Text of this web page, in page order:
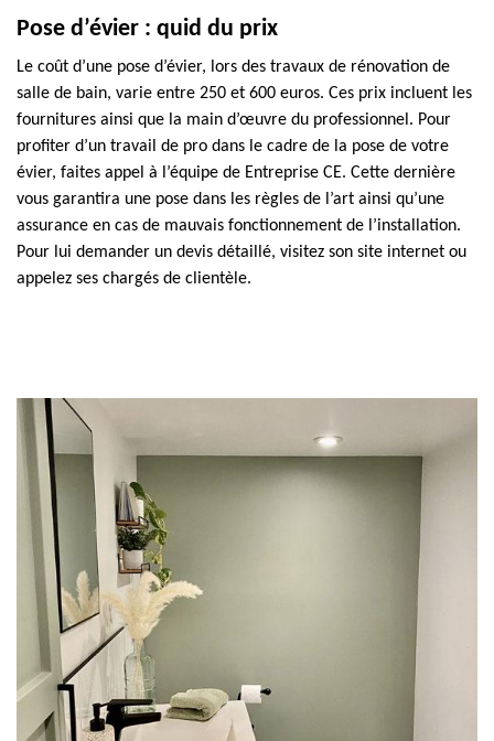
Pose d’évier : quid du prix
Le coût d’une pose d’évier, lors des travaux de rénovation de
salle de bain, varie entre 250 et 600 euros. Ces prix incluent les
fournitures ainsi que la main d’œuvre du professionnel. Pour
profiter d’un travail de pro dans le cadre de la pose de votre
évier, faites appel à l’équipe de Entreprise CE. Cette dernière
vous garantira une pose dans les règles de l’art ainsi qu’une
assurance en cas de mauvais fonctionnement de l’installation.
Pour lui demander un devis détaillé, visitez son site internet ou
appelez ses chargés de clientèle.